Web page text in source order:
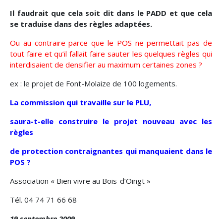
Il faudrait que cela soit dit dans le PADD et que cela
se traduise dans des règles adaptées.
Ou au contraire parce que le POS ne permettait pas de
tout faire et qu’il fallait faire sauter les quelques règles qui
interdisaient de densifier au maximum certaines zones ?
ex : le projet de Font-Molaize de 100 logements.
La commission qui travaille sur le PLU,
saura-t-elle construire le projet nouveau avec les
règles
de protection contraignantes qui manquaient dans le
POS ?
Association « Bien vivre au Bois-d’Oingt »
Tél. 04 74 71 66 68